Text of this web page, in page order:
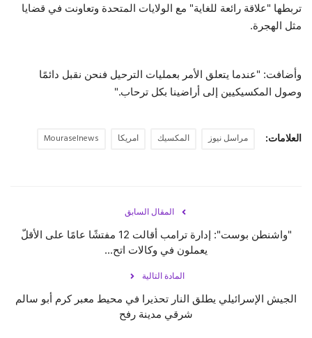
تربطها "علاقة رائعة للغاية" مع الولايات المتحدة وتعاونت في قضايا
مثل الهجرة.
وأضافت: "عندما يتعلق الأمر بعمليات الترحيل فنحن نقبل دائمًا
وصول المكسيكيين إلى أراضينا بكل ترحاب."
العلامات: مراسل نيوز المكسيك امريكا Mouraselnews
المقال السابق
"واشنطن بوست": إدارة ترامب أقالت 12 مفتشًا عامًا على الأقلّ
يعملون في وكالات اتح...
المادة التالية
الجيش الإسرائيلي يطلق النار تحذيرا في محيط معبر كرم أبو سالم
شرقي مدينة رفح